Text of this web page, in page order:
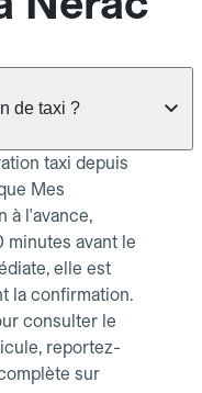
de taxi ?
taxi depuis
Mes
à l'avance,
minutes avant le
elle est
la confirmation.
consulter le
reportez-
sur